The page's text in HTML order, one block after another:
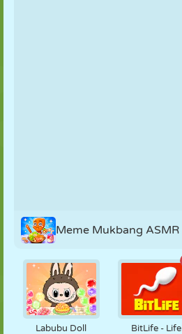
Meme Mukbang ASMR
Labubu Doll
BitLife - Life